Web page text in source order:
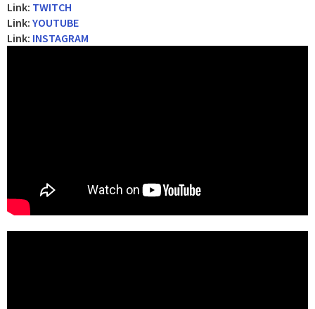
Link: TWITCH
Link: YOUTUBE
Link: INSTAGRAM